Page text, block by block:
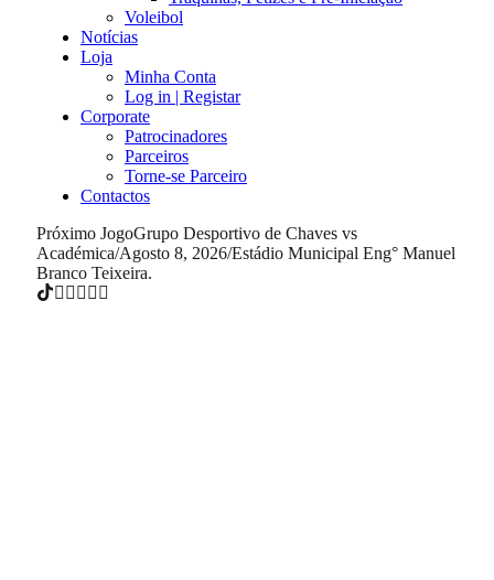
Voleibol
Notícias
Loja
Minha Conta
Log in | Registar
Corporate
Patrocinadores
Parceiros
Torne-se Parceiro
Contactos
Próximo JogoGrupo Desportivo de Chaves vs
Académica/Agosto 8, 2026/Estádio Municipal Eng° Manuel
Branco Teixeira.